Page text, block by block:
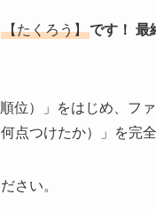
【たくろう】です！ 最
位）」をはじめ、フ
何点つけたか）」を完
さい。